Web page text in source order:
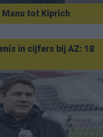
Manu tot Kiprich
in cijfers bij AZ: 18